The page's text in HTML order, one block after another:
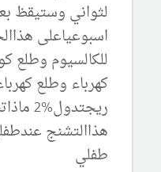
لثواني وستيقظ
اسبوعياعلى
للكالسيوم
كهرباء وطلع
هذاالتشنج
طفلي